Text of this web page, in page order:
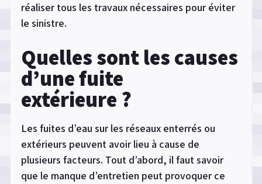
réaliser tous les travaux nécessaires pour éviter
le sinistre.
Quelles sont les causes
d’une fuite
extérieure ?
Les fuites d’eau sur les réseaux enterrés ou
extérieurs peuvent avoir lieu à cause de
plusieurs facteurs. Tout d’abord, il faut savoir
que le manque d’entretien peut provoquer ce